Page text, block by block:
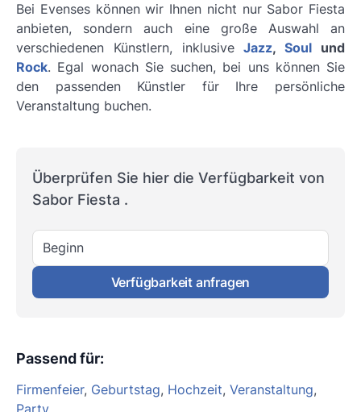
Bei Evenses können wir Ihnen nicht nur Sabor Fiesta
anbieten, sondern auch eine große Auswahl an
verschiedenen Künstlern, inklusiveJazz,Soul und
Rock. Egal wonach Sie suchen, bei uns können Sie
den passenden Künstler für Ihre persönliche
Veranstaltung buchen.
Überprüfen Sie hier die Verfügbarkeit von
Sabor Fiesta .
Beginn
Verfügbarkeit anfragen
Passend für:
Firmenfeier, Geburtstag, Hochzeit, Veranstaltung,
Party